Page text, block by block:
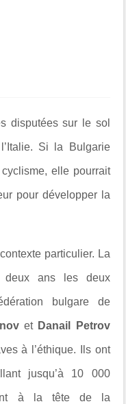
disputées sur le sol
Si la Bulgarie
elle pourrait
pour développer la
particulier. La
deux ans les deux
bulgare de
et Danail Petrov
à l’éthique. Ils ont
jusqu’à 10 000
à la tête de la